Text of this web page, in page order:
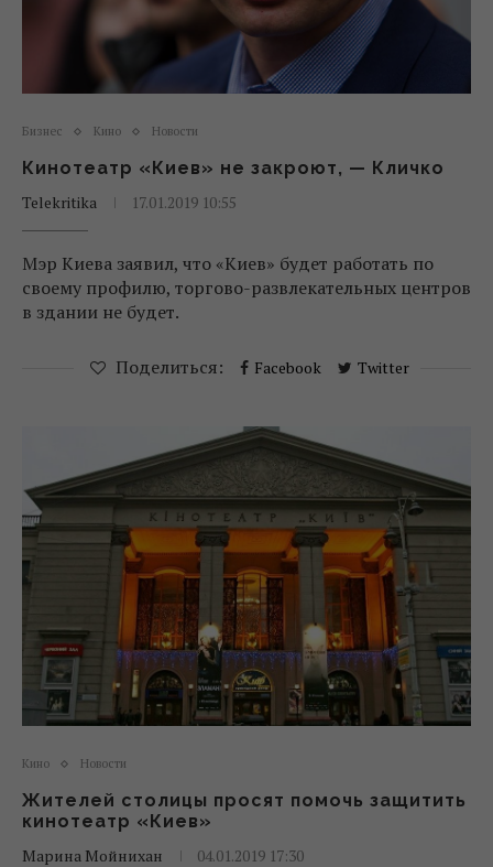
Бизнес Кино Новости
Кинотеатр «Киев» не закроют, — Кличко
Telekritika
17.01.2019 10:55
Мэр Киева заявил, что «Киев» будет работать по
своему профилю, торгово-развлекательных центров
в здании не будет.
Поделиться: Facebook Twitter
Кино Новости
Жителей столицы просят помочь защитить
кинотеатр «Киев»
Марина Мойнихан
04.01.2019 17:30